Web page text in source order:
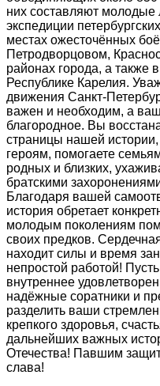
них составляют молодые
экспедиции
местах ожесточённых
Петродворцовом,
районах города, а также
Республике Карелия.
движения Санкт-
важен и необходим, а
благородное. Вы
страницы нашей
героям, помогаете
родных и близких,
братскими
Благодаря вашей
история обретает
молодым поколениям
своих предков.
находит силы и время
непростой работой!
внутреннее
надёжные соратники и
разделить ваши
крепкого здоровья,
дальнейших важных
Отечества! Павшим
слава!